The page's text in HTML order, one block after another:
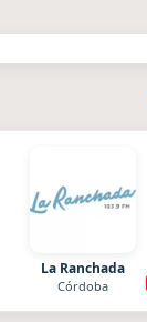
La Ranchada
Córdoba